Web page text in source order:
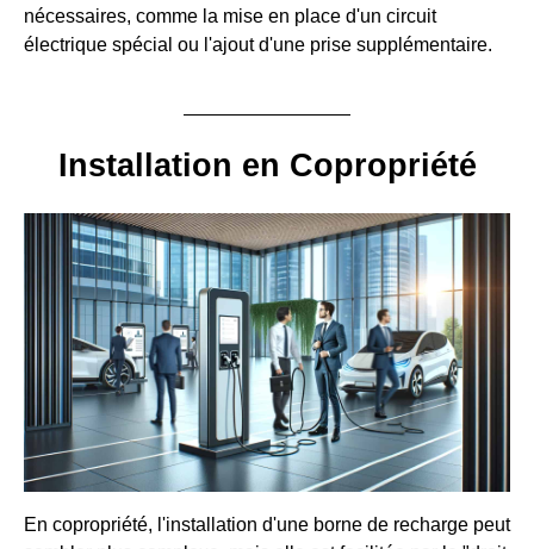
nécessaires, comme la mise en place d'un circuit
électrique spécial ou l'ajout d'une prise supplémentaire.
Installation en Copropriété
En copropriété, l'installation d'une borne de recharge peut